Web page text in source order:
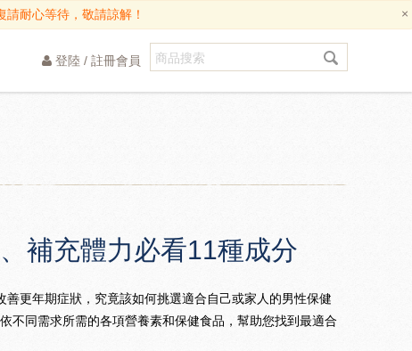
×
耐心等待，敬請諒解！
登陸 / 註冊會員
補充體力必看11種成分
更年期症狀，究竟該如何挑選適合自己或家人的男性保健
不同需求所需的各項營養素和保健食品，幫助您找到最適合